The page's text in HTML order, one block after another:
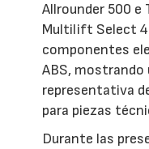
Allrounder 500 e
Multilift Select 4
componentes
ABS, mostrando
representativa
para piezas
Durante las